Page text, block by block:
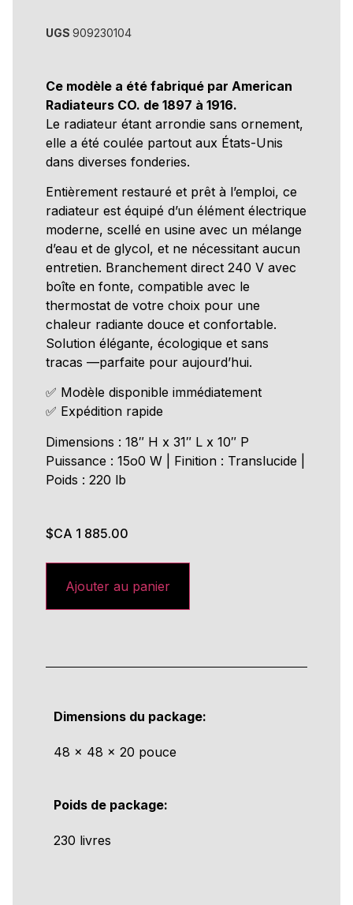
UGS 909230104
Ce modèle a été fabriqué par American
Radiateurs CO. de 1897 à 1916.
Le radiateur étant arrondie sans ornement,
elle a été coulée partout aux États-Unis
dans diverses fonderies.
Entièrement restauré et prêt à l’emploi, ce
radiateur est équipé d’un élément électrique
moderne, scellé en usine avec un mélange
d’eau et de glycol, et ne nécessitant aucun
entretien. Branchement direct 240 V avec
boîte en fonte, compatible avec le
thermostat de votre choix pour une
chaleur radiante douce et confortable.
Solution élégante, écologique et sans
tracas —parfaite pour aujourd’hui.
✅ Modèle disponible immédiatement
✅ Expédition rapide
Dimensions : 18″ H x 31″ L x 10″ P
Puissance : 15o0 W | Finition : Translucide |
Poids : 220 lb
$CA 1 885.00
Ajouter au panier
Dimensions du package:
48 × 48 × 20 pouce
Poids de package:
230 livres